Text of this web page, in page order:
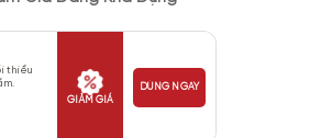
thiểu
GIẢM GIÁ
DÙNG NGAY